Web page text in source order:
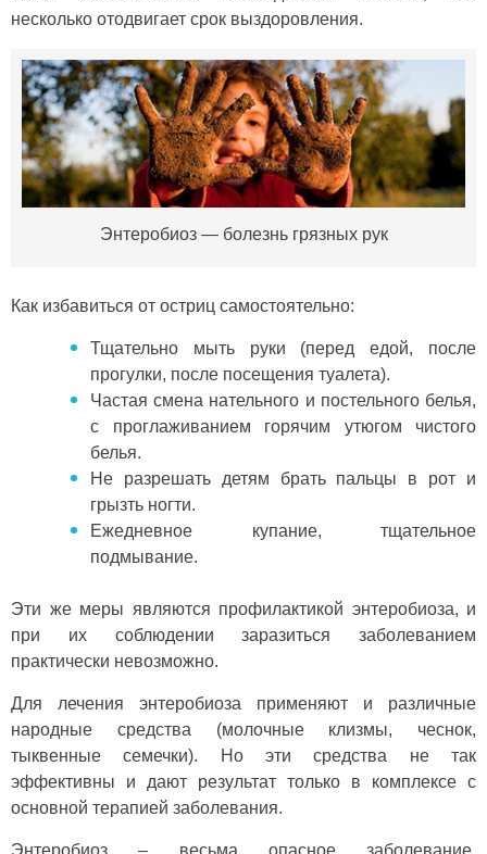
несколько отодвигает срок выздоровления.
Энтеробиоз — болезнь грязных рук
Как избавиться от остриц самостоятельно:
Тщательно мыть руки (перед едой, после
прогулки, после посещения туалета).
Частая смена нательного и постельного белья,
с проглаживанием горячим утюгом чистого
белья.
Не разрешать детям брать пальцы в рот и
грызть ногти.
Ежедневное купание, тщательное
подмывание.
Эти же меры являются профилактикой энтеробиоза, и
при их соблюдении заразиться заболеванием
практически невозможно.
Для лечения энтеробиоза применяют и различные
народные средства (молочные клизмы, чеснок,
тыквенные семечки). Но эти средства не так
эффективны и дают результат только в комплексе с
основной терапией заболевания.
Энтеробиоз – весьма опасное заболевание,